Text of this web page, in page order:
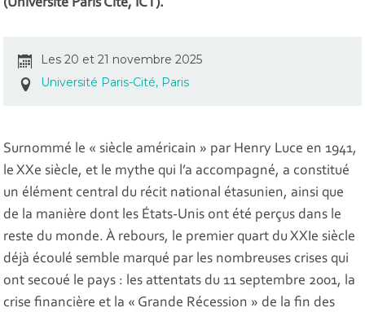
(Université Paris Cité, ICT).
Les 20 et 21 novembre 2025
Université Paris-Cité, Paris
Surnommé le « siècle américain » par Henry Luce en 1941,
le XXe siècle, et le mythe qui l’a accompagné, a constitué
un élément central du récit national étasunien, ainsi que
de la manière dont les États-Unis ont été perçus dans le
reste du monde. À rebours, le premier quart du XXIe siècle
déjà écoulé semble marqué par les nombreuses crises qui
ont secoué le pays : les attentats du 11 septembre 2001, la
crise financière et la « Grande Récession » de la fin des